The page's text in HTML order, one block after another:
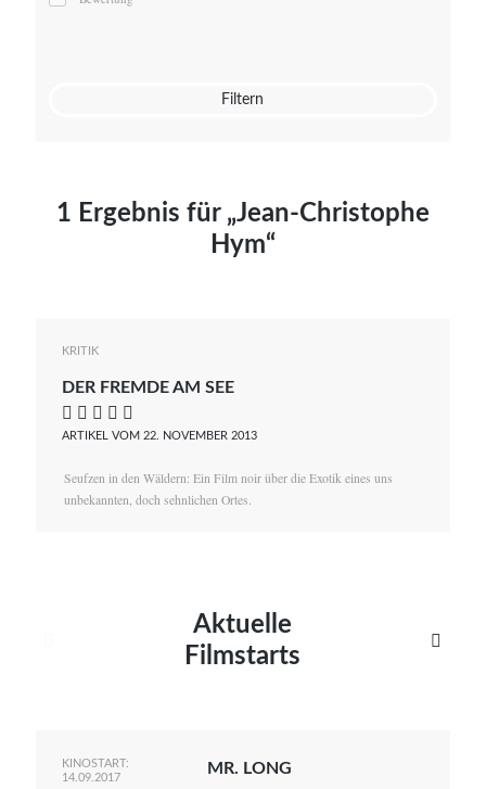
Mato von Vogelstein
Filtern
1 Ergebnis für „Jean-Christophe
Hym“
KRITIK
DER FREMDE AM SEE
    
ARTIKEL VOM 22. NOVEMBER 2013
Seufzen in den Wäldern: Ein Film noir über die Exotik eines uns
unbekannten, doch sehnlichen Ortes.
Aktuelle
Filmstarts

KINOSTART:
14.09.2017
MR. LONG